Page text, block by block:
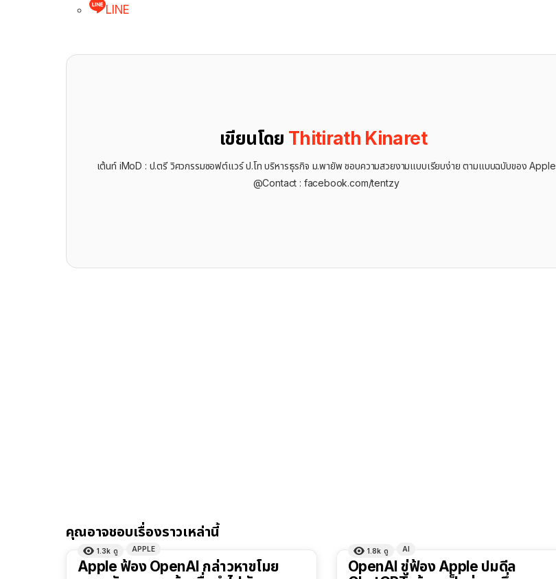
LINE
เขียนโดย Thitirath Kinaret
เต้นท์ iMoD : ป.ตรี วิศวกรรมซอฟต์แวร์ ป.โท บริหารธุรกิจ ม.พายัพ ชอบความสวยงามแบบเรียบง่าย ตามแบบฉบับของ Apple
@Contact : facebook.com/tentzy
คุณอาจชอบเรื่องราวเหล่านี้
1.3k ดู APPLE
Apple ฟ้อง OpenAI กล่าวหาขโมย
1.8k ดู AI
OpenAI ขู่ฟ้อง Apple ปมดีล